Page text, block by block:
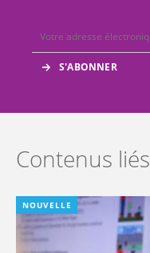
Contenus liés
NOUVELLE